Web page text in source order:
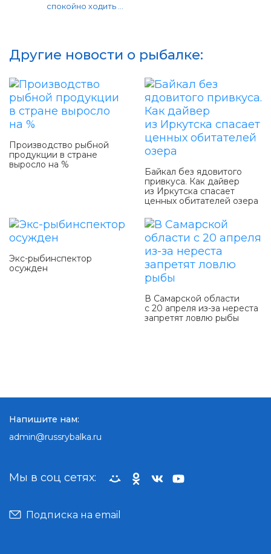
спокойно ходить ...
Другие новости о рыбалке:
Производство рыбной
продукции в стране
выросло на %
Байкал без ядовитого
привкуса. Как дайвер
из Иркутска спасает
ценных обитателей озера
Экс-рыбинспектор
осужден
В Самарской области
с 20 апреля из-за нереста
запретят ловлю рыбы
Мы в соц сетях:
Подписка на email
Напишите нам:
admin@russrybalka.ru